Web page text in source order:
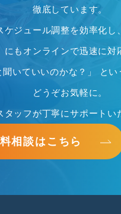
徹底しています。
ケジュール調整を効率化し
にもオンラインで迅速に対
聞いていいのかな？」 とい
どうぞお気軽に。
タッフが丁寧にサポートい
相談はこちら